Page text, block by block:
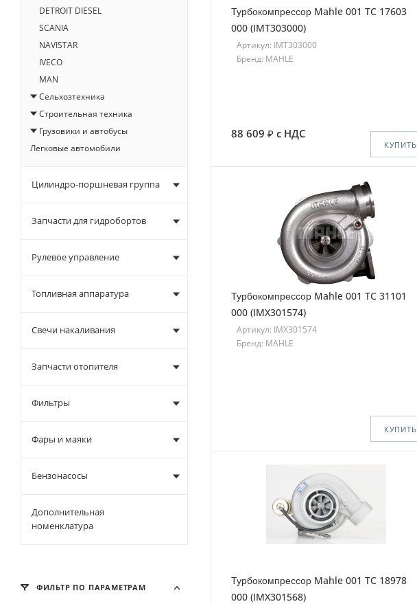
Турбокомпрессор Mahle 001 TC 17603
000 (IMT303000)
Артикул: IMT303000
Бренд: MAHLE
88 609 с НДС
КУПИТЬ
Турбокомпрессор Mahle 001 TC 31101
000 (IMX301574)
Артикул: IMX301574
Бренд: MAHLE
КУПИТЬ
Турбокомпрессор Mahle 001 TC 18978
000 (IMX301568)
DETROIT DIESEL
SCANIA
NAVISTAR
IVECO
MAN
Сельхозтехника
Строительная техника
Грузовики и автобусы
Легковые автомобили
Цилиндро-поршневая группа
Запчасти для гидробортов
Рулевое управление
Топливная аппаратура
Свечи накаливания
Запчасти отопителя
Фильтры
Фары и маяки
Бензонасосы
Дополнительная
номенклатура
ФИЛЬТР ПО ПАРАМЕТРАМ